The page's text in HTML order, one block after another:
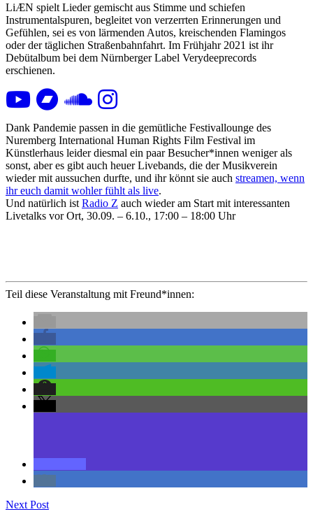
LiÆN spielt Lieder gemischt aus Stimme und schiefen
Instrumentalspuren, begleitet von verzerrten Erinnerungen und
Gefühlen, sei es von lärmenden Autos, kreischenden Flamingos
oder der täglichen Straßenbahnfahrt. Im Frühjahr 2021 ist ihr
Debütalbum bei dem Nürnberger Label Verydeeprecords
erschienen.
Dank Pandemie passen in die gemütliche Festivallounge des
Nuremberg International Human Rights Film Festival im
Künstlerhaus leider diesmal ein paar Besucher*innen weniger als
sonst, aber es gibt auch heuer Livebands, die der Musikverein
wieder mit aussuchen durfte, und ihr könnt sie auch streamen, wenn
ihr euch damit wohler fühlt als live.
Und natürlich ist Radio Z auch wieder am Start mit interessanten
Livetalks vor Ort, 30.09. – 6.10., 17:00 – 18:00 Uhr
Teil diese Veranstaltung mit Freund*innen:
Next Post